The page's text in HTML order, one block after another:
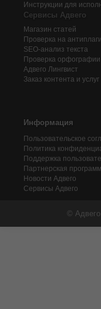
Инструкции для
Сервисы Адвего
Магазин статей
Проверка на
SEO-анализ текста
Проверка орфографии
Адвего Лингвист
Заказ контента и услуг
Информация
Пользовательское
Политика
Поддержка
Партнерская
Новости Адвего
Сервисы Адвего
©